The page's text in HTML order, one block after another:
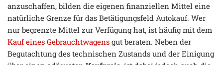
anzuschaffen, bilden die eigenen finanziellen Mittel eine
natürliche Grenze für das Betätigungsfeld Autokauf. Wer
nur begrenzte Mittel zur Verfügung hat, ist häufig mit dem
Kauf eines Gebrauchtwagens gut beraten. Neben der
Begutachtung des technischen Zustands und der Einigung